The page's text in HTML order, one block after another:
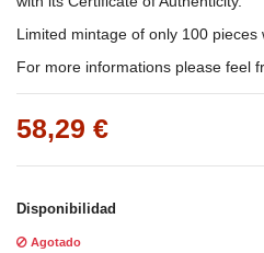
Limited mintage of only 100 pieces
For more informations please feel
58,29 €
Disponibilidad
Agotado